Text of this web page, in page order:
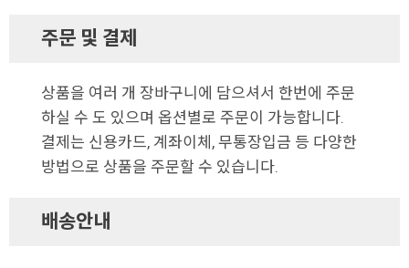
주문 및 결제
상품을 여러 개 장바구니에 담으셔서 한번에 주문
하실 수 도 있으며 옵션별로 주문이 가능합니다.
결제는 신용카드, 계좌이체, 무통장입금 등 다양한
방법으로 상품을 주문할 수 있습니다.
배송안내